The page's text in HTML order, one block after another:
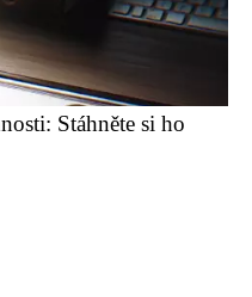
Stáhněte si ho